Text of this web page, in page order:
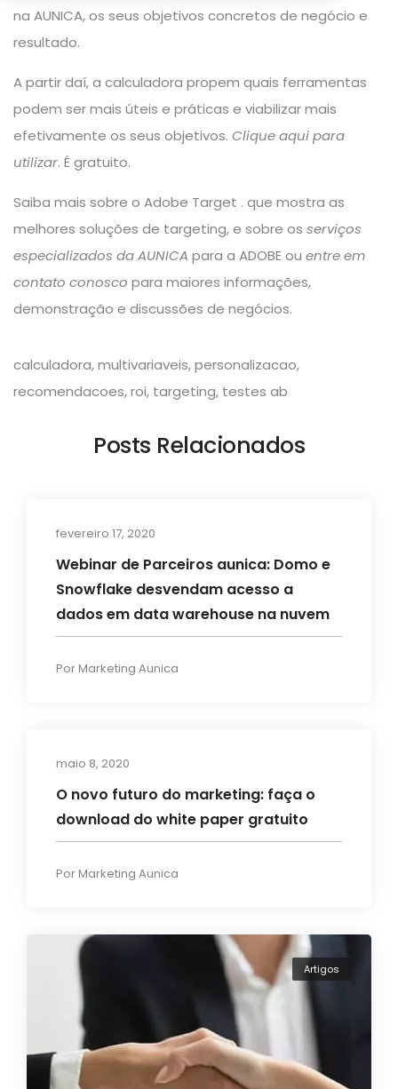
na AUNICA, os seus objetivos concretos de negócio e
resultado.
A partir daí, a calculadora propem quais ferramentas
podem ser mais úteis e práticas e viabilizar mais
efetivamente os seus objetivos. Clique aqui para
utilizar. É gratuito.
Saiba mais sobre o Adobe Target . que mostra as
melhores soluções de targeting, e sobre os serviços
especializados da AUNICA para a ADOBE ou entre em
contato conosco para maiores informações,
demonstração e discussões de negócios.
calculadora,multivariaveis,personalizacao,
recomendacoes,roi, targeting, testes ab
Posts Relacionados
fevereiro 17, 2020
Webinar de Parceiros aunica: Domo e
Snowflake desvendam acesso a
dados em data warehouse na nuvem
PorMarketing Aunica
maio 8, 2020
O novo futuro do marketing: faça o
download do white paper gratuito
PorMarketing Aunica
Artigos